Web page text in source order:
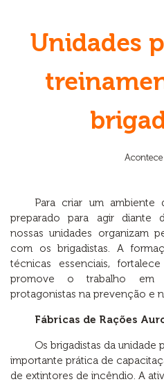
Unidades
Para criar um ambiente
preparado para agir diante
nossas unidades organizam
com os brigadistas. A
técnicas essenciais,
promove o trabalho em
protagonistas na prevenção e
Fábricas de Rações
Os brigadistas da unidade
importante prática de
de extintores de incêndio. A